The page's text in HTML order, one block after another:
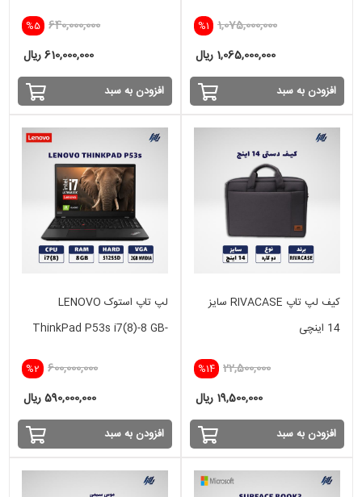
%1 1,075,000,000
1,065,000,000 ریال
افزودن به سبد
%5 640,000,000
610,000,000 ریال
افزودن به سبد
کیف لپ تاپ RIVACASE سایز
14 اینچی
%14 22,500,000
19,500,000 ریال
افزودن به سبد
لپ تاپ استوک LENOVO
ThinkPad P53s i7(8)-8 GB-
%2 600,000,000
590,000,000 ریال
افزودن به سبد